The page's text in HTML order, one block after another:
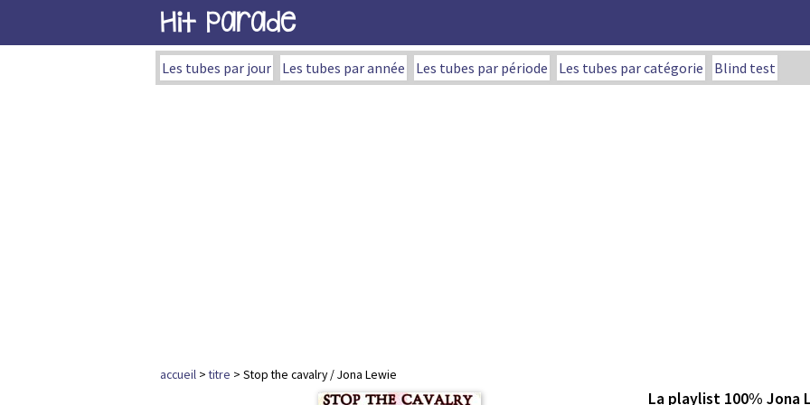
Hit Parade
Les tubes par jour Les tubes par année Les tubes par période Les tubes par catégorie Blind test
accueil >titre > Stop the cavalry / Jona Lewie
La playlist 100% Jona